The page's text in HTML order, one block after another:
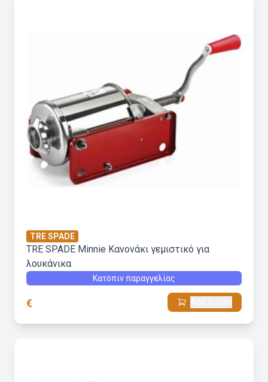
TRE SPADE
TRE SPADE Minnie Kανονάκι γεμιστικό για
λουκάνικα
Κατόπιν παραγγελίας
€